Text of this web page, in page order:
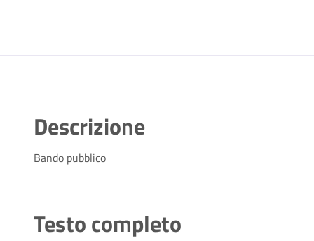
Descrizione
Bando pubblico
Testo completo